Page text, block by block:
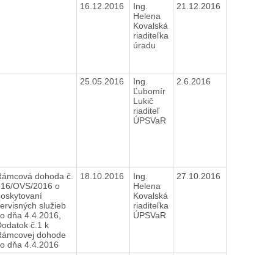
16.12.2016
Ing.
Helena
Kovalská
riaditeľka
úradu
21.12.2016
25.05.2016
Ing.
Ľubomír
Lukič
riaditeľ
ÚPSVaR
2.6.2016
dohoda č.
OVS/2016 o
služieb
dňa 4.4.2016,
č.1 k
dohode
dňa 4.4.2016
18.10.2016
Ing.
Helena
Kovalská
riaditeľka
ÚPSVaR
27.10.2016